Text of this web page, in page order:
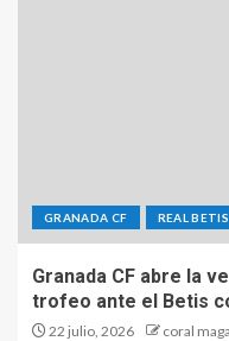
GRANADA CF REAL BETIS
Granada CF abre la
trofeo ante el Betis
22 julio, 2026 coral